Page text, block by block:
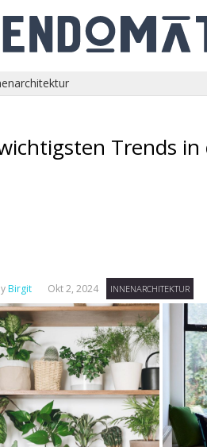
Trends
Birgit Okt 2, 2024 INNENARCHITEKTUR